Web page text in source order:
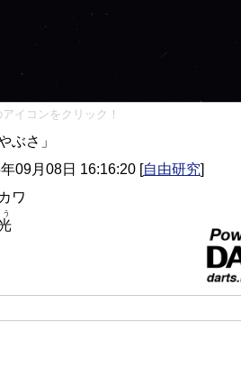
イコンをクリック！
ぶさ」
09月08日 16:16:20 [自由研究]
ワ